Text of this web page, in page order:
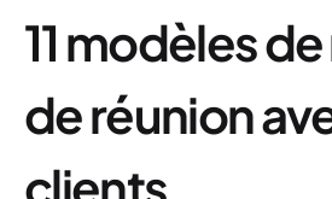
11 modèles
de réunion
clients